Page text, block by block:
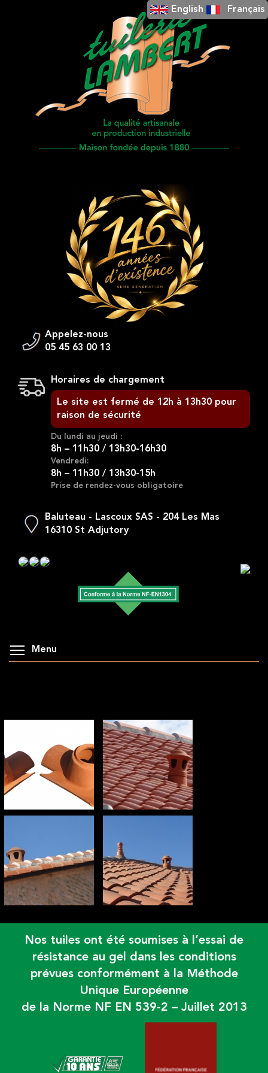
Appelez-nous
05 45 63 00 13
Horaires de chargement
Le site est fermé de 12h à 13h30 pour
raison de sécurité
Du lundi au jeudi :
8h – 11h30 / 13h30-16h30
Vendredi:
8h – 11h30 / 13h30-15h
Prise de rendez-vous obligatoire
Baluteau - Lascoux SAS - 204 Les Mas
16310 St Adjutory
Menu
English Français
Nos tuiles ont été soumises à l’essai de
résistance au gel dans les conditions
prévues conformément à la Méthode
Unique Européenne
de la Norme NF EN 539-2 – Juillet 2013